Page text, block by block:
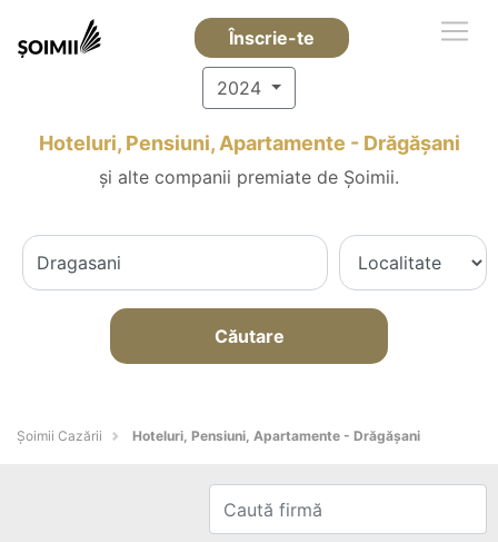
Înscrie-te
2024
Hoteluri, Pensiuni, Apartamente - Drăgăşani
și alte companii premiate de Șoimii.
Căutare
Șoimii Cazării Hoteluri, Pensiuni, Apartamente - Drăgăşani